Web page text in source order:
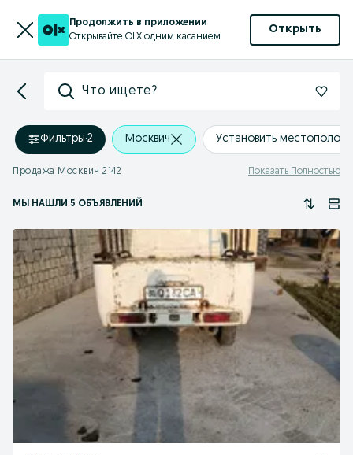
Продолжить в приложении
Открывайте OLX одним касанием
Открыть
Что ищете?
Фильтры·2 Москвич Установить
Продажа Москвич 2142 Показать Полностью
МЫ НАШЛИ 5 ОБЪЯВЛЕНИЙ